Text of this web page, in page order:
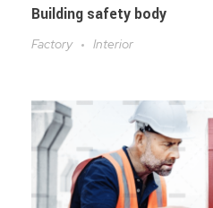
Building safety body
Factory
Interior